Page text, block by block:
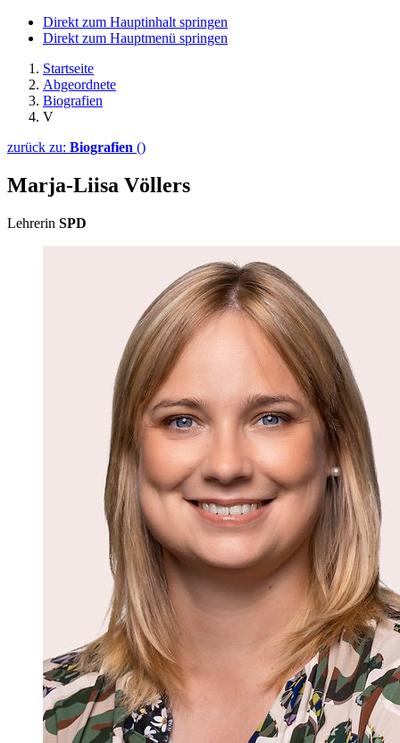
Direkt zum Hauptinhalt springen
Direkt zum Hauptmenü springen
Startseite
Abgeordnete
Biografien
V
zurück zu: Biografien ()
Marja-Liisa Völlers
Lehrerin SPD